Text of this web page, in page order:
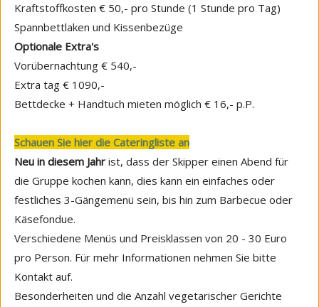
Kraftstoffkosten € 50,- pro Stunde (1 Stunde pro Tag)
Spannbettlaken und Kissenbezüge
Optionale Extra's
Vorübernachtung € 540,-
Extra tag € 1090,-
Bettdecke + Handtuch mieten möglich € 16,- p.P.
Schauen Sie hier die Cateringliste an
Neu in diesem Jahr ist, dass der Skipper einen Abend für
die Gruppe kochen kann, dies kann ein einfaches oder
festliches 3-Gängemenü sein, bis hin zum Barbecue oder
Käsefondue.
Verschiedene Menüs und Preisklassen von 20 - 30 Euro
pro Person. Für mehr Informationen nehmen Sie bitte
Kontakt auf.
Besonderheiten und die Anzahl vegetarischer Gerichte